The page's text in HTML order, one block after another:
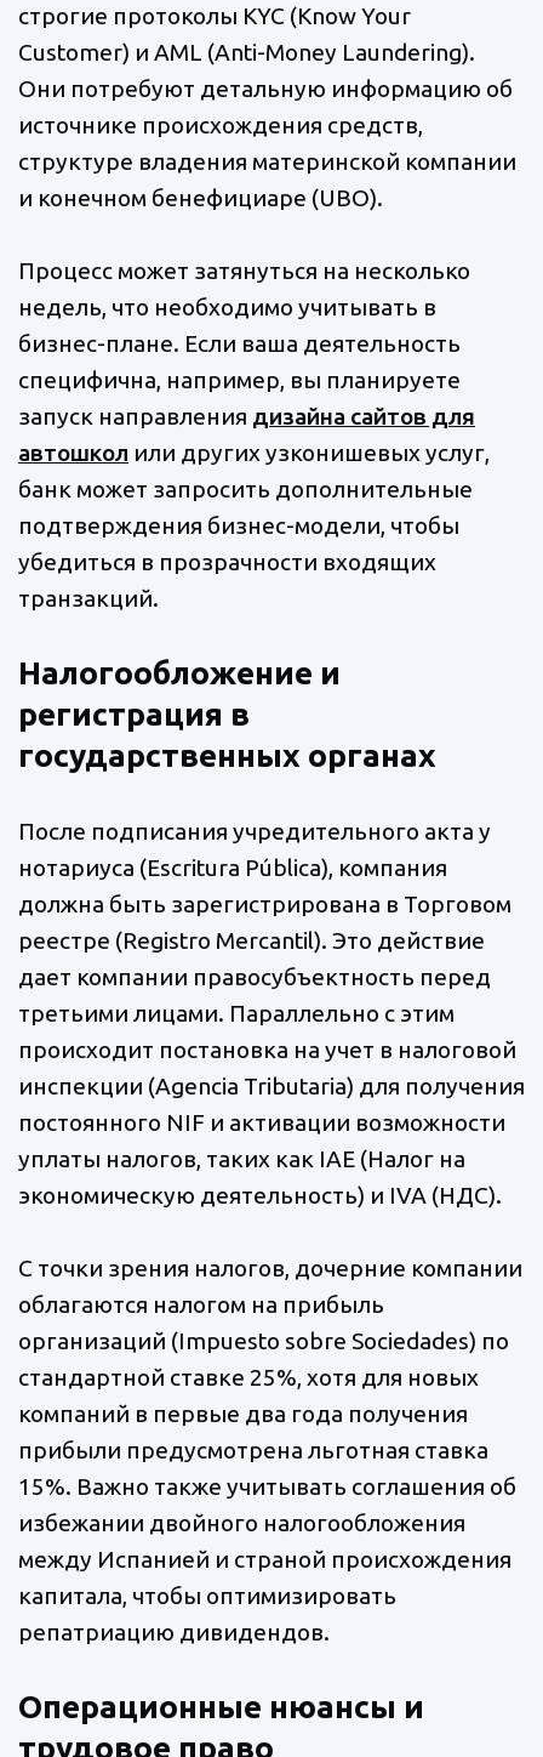
строгие протоколы KYC (Know Your
Customer) и AML (Anti-Money Laundering).
Они потребуют детальную информацию об
источнике происхождения средств,
структуре владения материнской компании
и конечном бенефициаре (UBO).
Процесс может затянуться на несколько
недель, что необходимо учитывать в
бизнес-плане. Если ваша деятельность
специфична, например, вы планируете
запуск направления дизайна сайтов для
автошкол или других узконишевых услуг,
банк может запросить дополнительные
подтверждения бизнес-модели, чтобы
убедиться в прозрачности входящих
транзакций.
Налогообложение и
регистрация в
государственных органах
После подписания учредительного акта у
нотариуса (Escritura Pública), компания
должна быть зарегистрирована в Торговом
реестре (Registro Mercantil). Это действие
дает компании правосубъектность перед
третьими лицами. Параллельно с этим
происходит постановка на учет в налоговой
инспекции (Agencia Tributaria) для получения
постоянного NIF и активации возможности
уплаты налогов, таких как IAE (Налог на
экономическую деятельность) и IVA (НДС).
С точки зрения налогов, дочерние компании
облагаются налогом на прибыль
организаций (Impuesto sobre Sociedades) по
стандартной ставке 25%, хотя для новых
компаний в первые два года получения
прибыли предусмотрена льготная ставка
15%. Важно также учитывать соглашения об
избежании двойного налогообложения
между Испанией и страной происхождения
капитала, чтобы оптимизировать
репатриацию дивидендов.
Операционные нюансы и
трудовое право